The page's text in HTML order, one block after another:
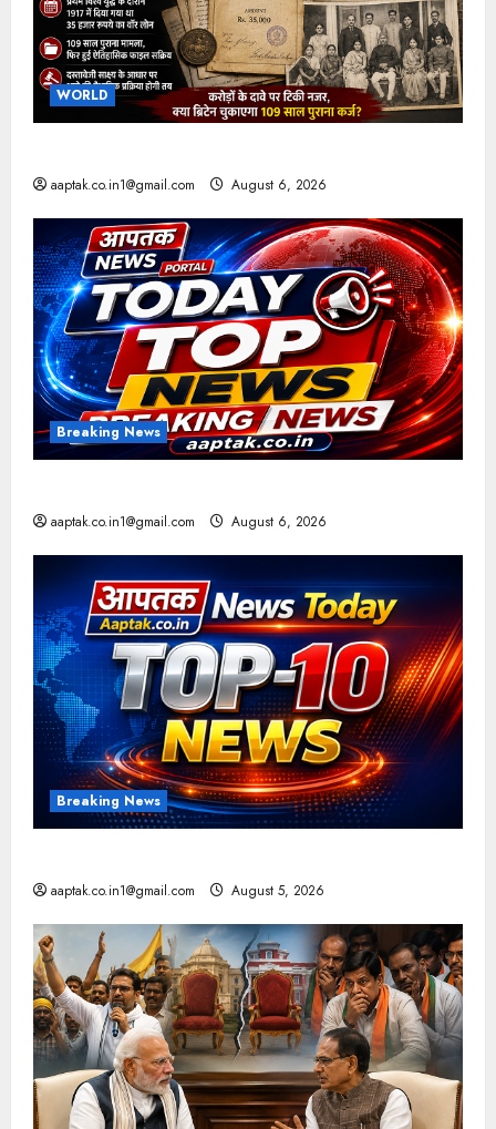
WORLD
aaptak.co.in1@gmail.com August 6, 2026
Breaking News
aaptak.co.in1@gmail.com August 6, 2026
Breaking News
aaptak.co.in1@gmail.com August 5, 2026